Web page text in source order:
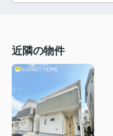
近隣の物件